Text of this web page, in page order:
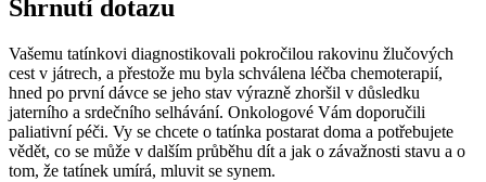
Shrnutí dotazu
Vašemu tatínkovi diagnostikovali pokročilou rakovinu žlučových
cest v játrech, a přestože mu byla schválena léčba chemoterapií,
hned po první dávce se jeho stav výrazně zhoršil v důsledku
jaterního a srdečního selhávání. Onkologové Vám doporučili
paliativní péči. Vy se chcete o tatínka postarat doma a potřebujete
vědět, co se může v dalším průběhu dít a jak o závažnosti stavu a o
tom, že tatínek umírá, mluvit se synem.